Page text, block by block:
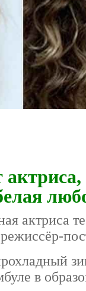
актриса
в